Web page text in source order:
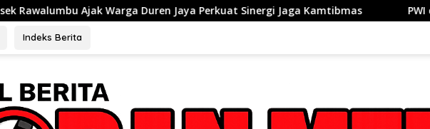
Duren Jaya Perkuat Sinergi Jaga Kamtibmas PWI dan AFPI Perkuat
Indeks Berita